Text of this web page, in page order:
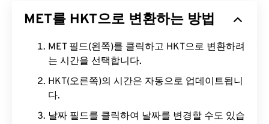
MET를 HKT으로 변환하는 방법
MET 필드(왼쪽)를 클릭하고 HKT으로 변환하려
는 시간을 선택합니다.
HKT(오른쪽)의 시간은 자동으로 업데이트됩니
다.
날짜 필드를 클릭하여 날짜를 변경할 수도 있습